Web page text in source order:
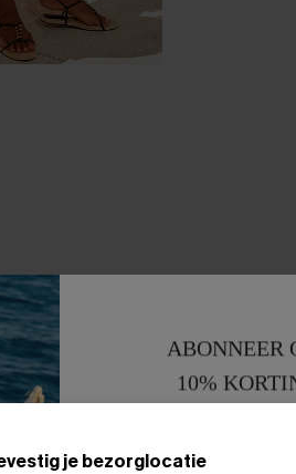
je bezorglocatie
ABONNEER
10%
15%